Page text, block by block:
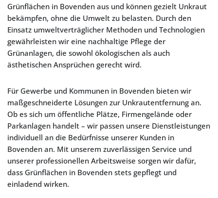
Grünflächen in Bovenden aus und können gezielt Unkraut
bekämpfen, ohne die Umwelt zu belasten. Durch den
Einsatz umweltverträglicher Methoden und Technologien
gewährleisten wir eine nachhaltige Pflege der
Grünanlagen, die sowohl ökologischen als auch
ästhetischen Ansprüchen gerecht wird.
Für Gewerbe und Kommunen in Bovenden bieten wir
maßgeschneiderte Lösungen zur Unkrautentfernung an.
Ob es sich um öffentliche Plätze, Firmengelände oder
Parkanlagen handelt – wir passen unsere Dienstleistungen
individuell an die Bedürfnisse unserer Kunden in
Bovenden an. Mit unserem zuverlässigen Service und
unserer professionellen Arbeitsweise sorgen wir dafür,
dass Grünflächen in Bovenden stets gepflegt und
einladend wirken.